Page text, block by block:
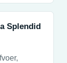
Splendid